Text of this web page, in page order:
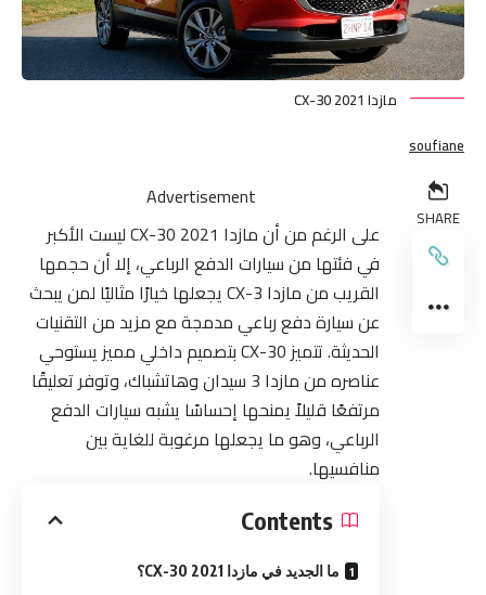
مازدا CX-30 2021
soufiane
SHARE
Advertisement
على الرغم من أن مازدا CX-30 2021 ليست الأكبر
في فئتها من سيارات الدفع الرباعي، إلا أن حجمها
القريب من مازدا CX-3 يجعلها خيارًا مثاليًا لمن يبحث
عن سيارة دفع رباعي مدمجة مع مزيد من التقنيات
الحديثة. تتميز CX-30 بتصميم داخلي مميز يستوحي
عناصره من مازدا 3 سيدان وهاتشباك، وتوفر تعليقًا
مرتفعًا قليلاً يمنحها إحساسًا يشبه سيارات الدفع
الرباعي، وهو ما يجعلها مرغوبة للغاية بين
منافسيها.
Contents
ما الجديد في مازدا CX-30 2021؟